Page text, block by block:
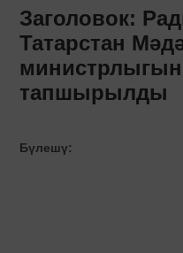
Заголовок:
Татарстан
тапшырылды
Бүлешү: